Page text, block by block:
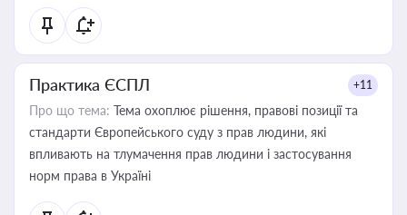
Практика ЄСПЛ +11
Про що тема: Тема охоплює рішення, правові позиції та
стандарти Європейського суду з прав людини, які
впливають на тлумачення прав людини і застосування
норм права в Україні